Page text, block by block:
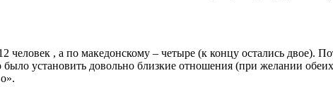
человек , а по македонскому – четыре (к концу остались двое).
установить довольно близкие отношения (при желании